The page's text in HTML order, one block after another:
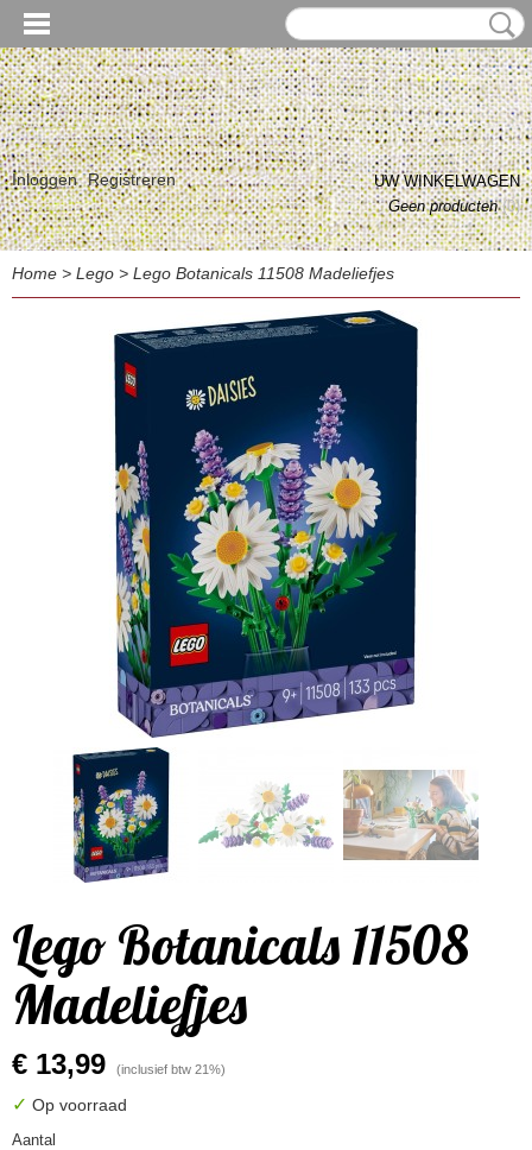
Inloggen Registreren
UW WINKELWAGEN
Geen producten(0)
Home > Lego > Lego Botanicals 11508 Madeliefjes
Lego Botanicals 11508
Madeliefjes
€ 13,99 (inclusief btw 21%)
✓ Op voorraad
Aantal